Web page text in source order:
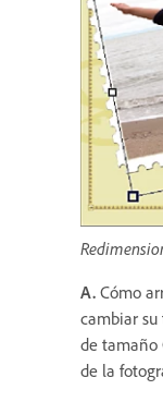
A. Cómo
cambiar
de tamaño
de la